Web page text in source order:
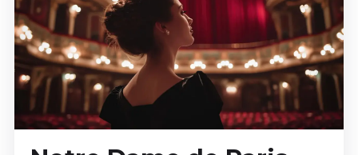
Театр
Август 2026
Сентябрь 2026
Октябрь 2026
Ноябрь 2026